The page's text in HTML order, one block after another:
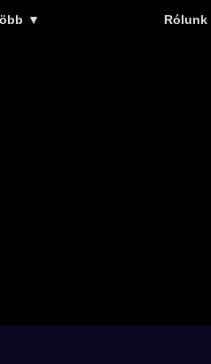
▼ Rólunk